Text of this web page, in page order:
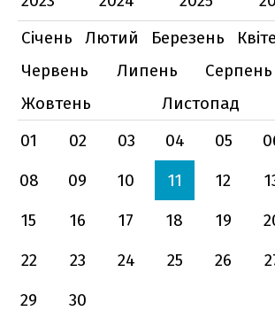
Січень
Лютий Березень
Червень
Липень Серпень
Жовтень
Листопад
01
02 03 04 05
08
09 10 11 12
15
16 17 18 19
22
23 24 25 26
29
30